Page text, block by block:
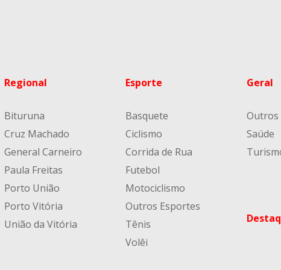
Regional
Bituruna
Cruz Machado
General Carneiro
Paula Freitas
Porto União
Porto Vitória
União da Vitória
Esporte
Basquete
Ciclismo
Corrida de Rua
Futebol
Motociclismo
Outros Esportes
Tênis
Volêi
Geral
Outros
Saúde